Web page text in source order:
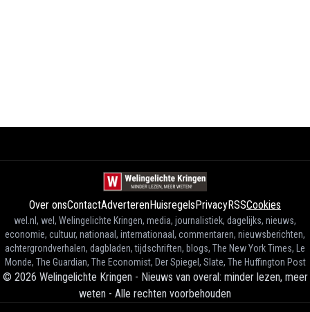
Over onsContactAdverterenHuisregelsPrivacyRSSCookies
wel.nl, wel, Welingelichte Kringen, media, journalistiek, dagelijks, nieuws,
economie, cultuur, nationaal, internationaal, commentaren, nieuwsberichten,
achtergrondverhalen, dagbladen, tijdschriften, blogs, The New York Times, Le
Monde, The Guardian, The Economist, Der Spiegel, Slate, The Huffington Post
© 2026 Welingelichte Kringen - Nieuws van overal: minder lezen, meer
weten - Alle rechten voorbehouden